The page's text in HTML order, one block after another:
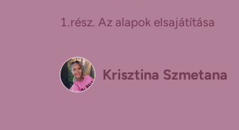
1.rész. Az alapok elsajátítása
Krisztina Szmetana